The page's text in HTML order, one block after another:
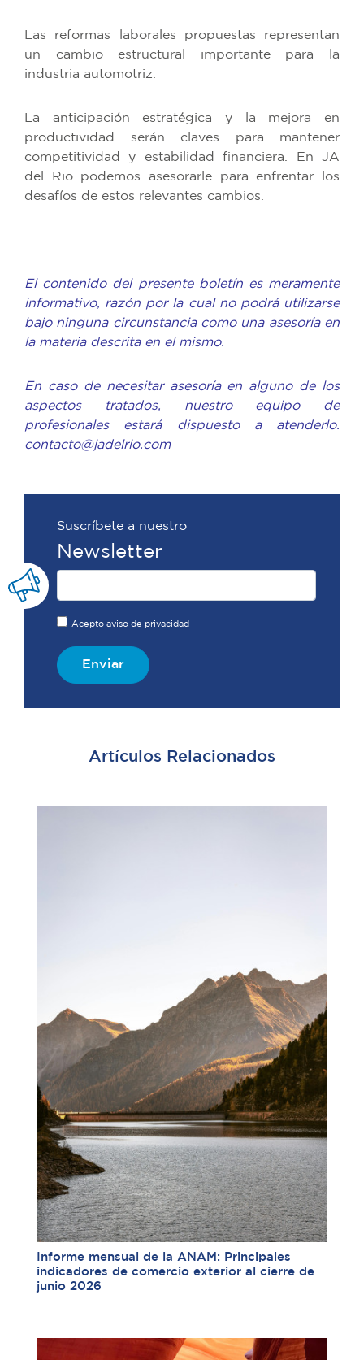
Las reformas laborales propuestas representan
un cambio estructural importante para la
industria automotriz.
La anticipación estratégica y la mejora en
productividad serán claves para mantener
competitividad y estabilidad financiera. En JA
del Rio podemos asesorarle para enfrentar los
desafíos de estos relevantes cambios.
El contenido del presente boletín es meramente
informativo, razón por la cual no podrá utilizarse
bajo ninguna circunstancia como una asesoría en
la materia descrita en el mismo.
En caso de necesitar asesoría en alguno de los
aspectos tratados, nuestro equipo de
profesionales estará dispuesto a atenderlo.
contacto@jadelrio.com
Suscríbete a nuestro
Newsletter
Acepto aviso de privacidad
Enviar
Artículos Relacionados
Informe mensual de la ANAM: Principales
indicadores de comercio exterior al cierre de
junio 2026